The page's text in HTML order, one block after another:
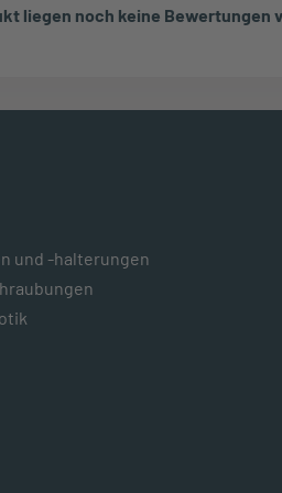
liegen noch keine Bewertungen
und -halterungen